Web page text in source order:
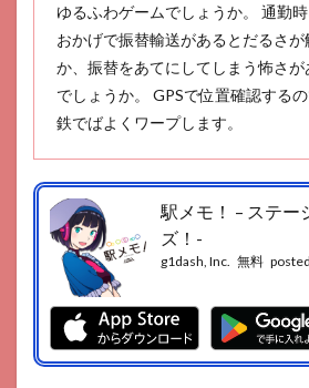
ゆるふわゲームでしょうか。 通勤時
おかげで振替輸送があるとだるさ
か、振替をあてにしてしまう怖さ
でしょうか。 GPSで位置確認する
鉄でばよくワープします。
駅メモ！ – ステー
ズ！-
g1dash, Inc. 無料